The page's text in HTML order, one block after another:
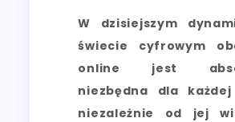
W dzisiejszym
świecie cyfrowym
online jest
niezbędna dla
niezależnie od jej